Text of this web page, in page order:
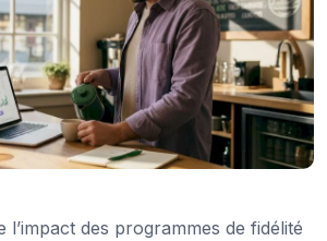
l’impact des programmes de fidélité